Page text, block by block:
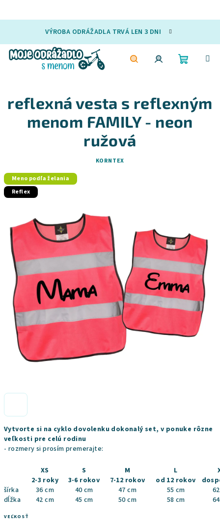
obsah
VÝROBA ODRÁŽADLA TRVÁ LEN 3 DNI
košík
Vytvorte si na cyklo dovolenku dokonalý set, v ponuke rôzne
veľkosti pre celú rodinu
- rozmery si prosím premerajte:
XS
2-3 roky
S
3-6 rokov
M
7-12 rokov
L
od 12 rokov
šírka
36 cm 40 cm 47 cm 55 cm
dĺžka
42 cm 45 cm 50 cm 58 cm
VEĽKOSŤ
reflexná vesta s reflexným
menom FAMILY - neon
ružová
KORNTEX
Meno podľa želania
Reflex